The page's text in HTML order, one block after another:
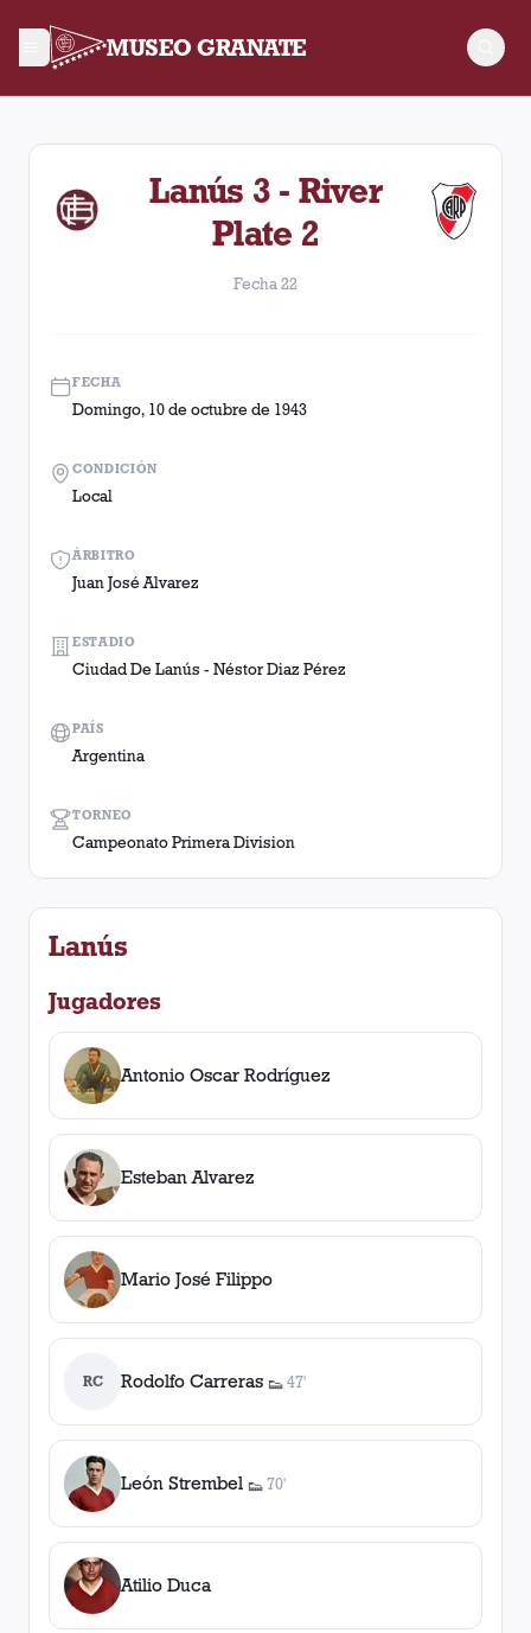
MUSEO GRANATE
Fecha 22. Partido entre Lanús y River Plate disputado el
Lanús 3 - River
Plate 2
Fecha 22
FECHA
Domingo, 10 de octubre de 1943
ÁRBITRO
Juan José Alvarez
TORNEO
Campeonato Primera Division
CONDICIÓN
Local
ESTADIO
Ciudad De Lanús - Néstor Diaz Pérez
PAÍS
Argentina
Lanús
Jugadores
Antonio Oscar Rodríguez
Esteban Alvarez
Mario José Filippo
RC Rodolfo Carreras 👟
1asistencia
47'
León Strembel 👟
1asistencia
70'
Atilio Duca